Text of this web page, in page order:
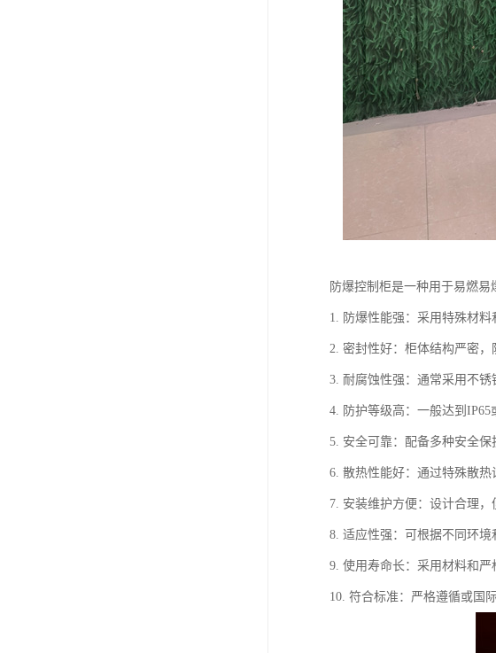
防爆控制柜是一种用于易燃易
1. 防爆性能强：采用特殊材
2. 密封性好：柜体结构严密，
3. 耐腐蚀性强：通常采用不锈
4. 防护等级高：一般达到IP65
5. 安全可靠：配备多种安全保
6. 散热性能好：通过特殊散热
7. 安装维护方便：设计合理，
8. 适应性强：可根据不同环境
9. 使用寿命长：采用材料和严
10. 符合标准：严格遵循或国